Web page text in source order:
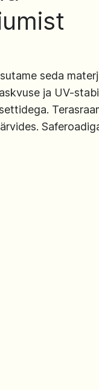
seda
ja UV-